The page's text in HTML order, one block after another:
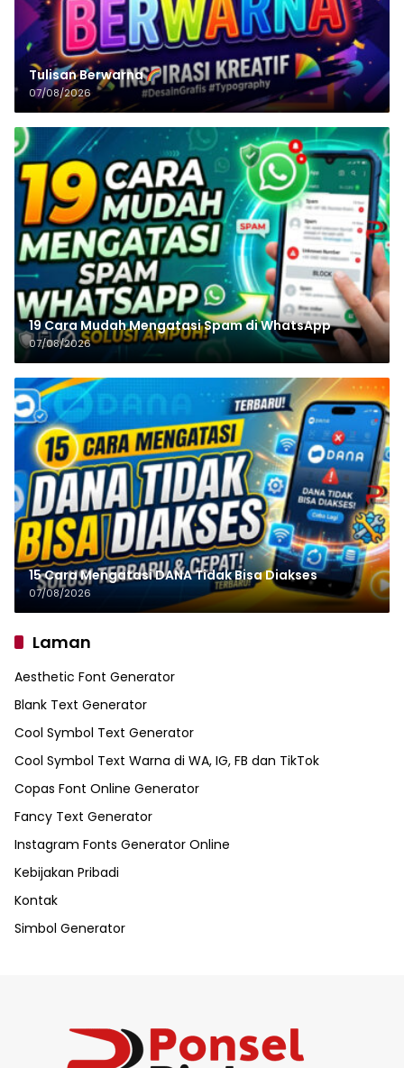
Tulisan‌‌‌‌‌‌‌‌‌‌‌‌‌‌‌‌ Berwarna
07/08/2026
19 Cara Mudah Mengatasi Spam di WhatsApp
07/08/2026
15 Cara Mengatasi DANA Tidak Bisa Diakses
07/08/2026
Laman
Aesthetic Font Generator
Blank Text Generator
Cool Symbol Text Generator
Cool Symbol Text Warna di WA, IG, FB dan TikTok
Copas Font Online Generator
Fancy Text Generator
Instagram Fonts Generator Online
Kebijakan Pribadi
Kontak
Simbol Generator